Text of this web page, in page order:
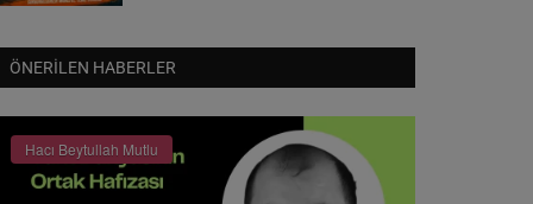
ÖNERILEN HABERLER
Hacı Beytullah Mutlu